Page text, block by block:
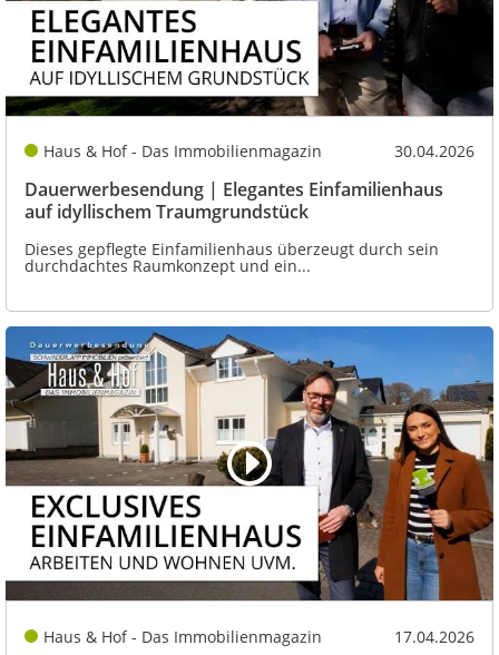
Haus & Hof - Das Immobilienmagazin 30.04.2026
Dauerwerbesendung | Elegantes Einfamilienhaus
auf idyllischem Traumgrundstück
Dieses gepflegte Einfamilienhaus überzeugt durch sein
durchdachtes Raumkonzept und ein...
Haus & Hof - Das Immobilienmagazin 17.04.2026